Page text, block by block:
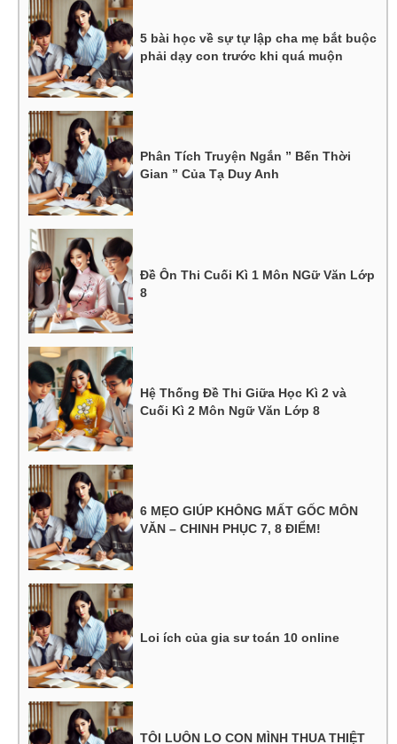
5 bài học về sự tự lập cha mẹ bắt buộc
phải dạy con trước khi quá muộn
Phân Tích Truyện Ngắn ” Bến Thời
Gian ” Của Tạ Duy Anh
Đề Ôn Thi Cuối Kì 1 Môn NGữ Văn Lớp
8
Hệ Thống Đề Thi Giữa Học Kì 2 và
Cuối Kì 2 Môn Ngữ Văn Lớp 8
6 MẸO GIÚP KHÔNG MẤT GỐC MÔN
VĂN – CHINH PHỤC 7, 8 ĐIỂM!
Loi ích của gia sư toán 10 online
TÔI LUÔN LO CON MÌNH THUA THIỆT